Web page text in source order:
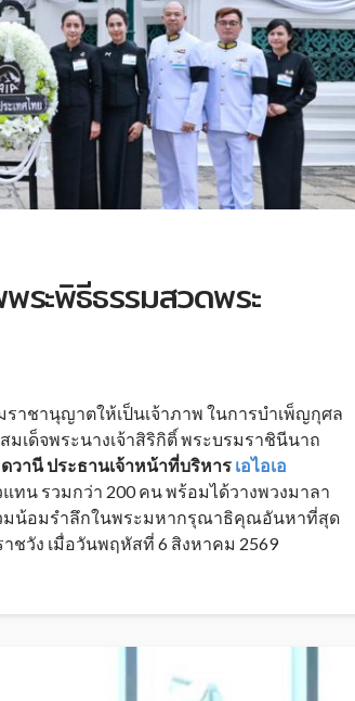
พระพิธีธรรมสวดพระ
าชานุญาตให้เป็นเจ้าภาพ ในการบำเพ็ญกุศล
เด็จพระนางเจ้าสิริกิติ์ พระบรมราชินีนาถ
วานี ประธานเจ้าหน้าที่บริหาร เอไอเอ
ทน รวมกว่า 200คน พร้อมได้วางพวงมาลา
มน้อมรำลึกในพระมหากรุณาธิคุณอันหาที่สุด
ชวัง เมื่อวันพฤหัสที่ 6 สิงหาคม 2569